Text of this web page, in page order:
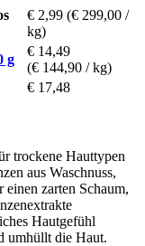
€ 2,99 (€ 299,00 /
kg)
g
€ 14,49
(€ 144,90 / kg)
€ 17,48
trockene Hauttypen
aus Waschnuss,
zarten Schaum,
Hautgefühl
umhüllt die Haut.